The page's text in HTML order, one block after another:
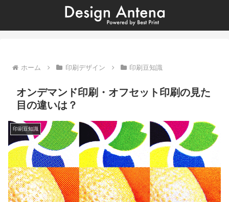
ホーム 印刷デザイン 印刷豆知識
オンデマンド印刷・オフセット印刷の見た
目の違いは？
印刷豆知識